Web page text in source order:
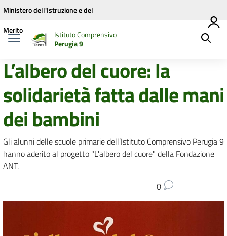
Vai ai contenuti
Vai al menu di navigazione
Vai al footer
Ministero dell'Istruzione e del
Merito
Istituto Comprensivo
Perugia 9
L’albero del cuore: la
solidarietà fatta dalle mani
dei bambini
Gli alunni delle scuole primarie dell’Istituto Comprensivo Perugia 9
hanno aderito al progetto "L'albero del cuore" della Fondazione
ANT.
0